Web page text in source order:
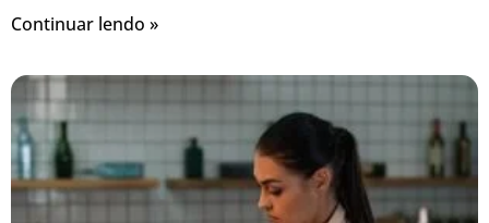
Continuar lendo »